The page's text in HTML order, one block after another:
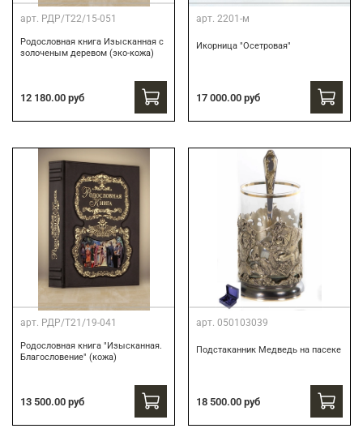
арт. РДР/Т22/15-051
Родословная книга Изысканная с
золоченым деревом (эко-кожа)
12 180.00 руб
арт. 2201-м
Икорница "Осетровая"
17 000.00 руб
арт. РДР/Т21/19-041
Родословная книга "Изысканная.
Благословение" (кожа)
13 500.00 руб
арт. 050103039
Подстаканник Медведь на пасеке
18 500.00 руб